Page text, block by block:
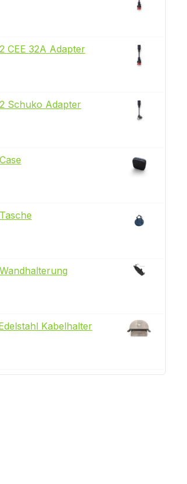
CEE 32A Adapter
Schuko Adapter
Kabelhalter